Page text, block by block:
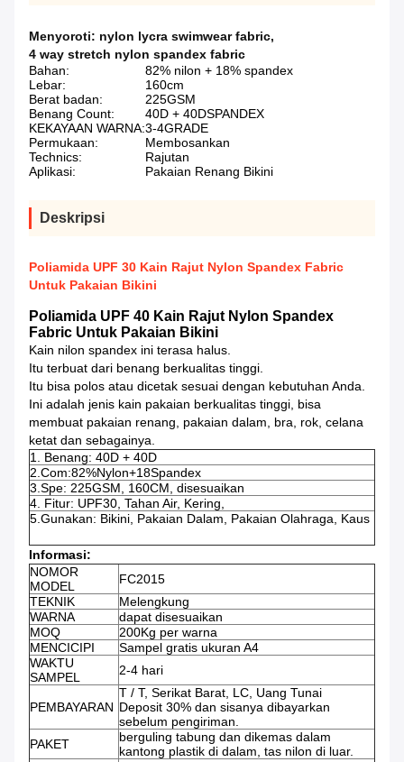
Menyoroti: nylon lycra swimwear fabric,
4 way stretch nylon spandex fabric
Bahan:
82% nilon + 18% spandex
Lebar:
160cm
Berat badan:
225GSM
Benang Count:
40D + 40DSPANDEX
KEKAYAAN WARNA:3-4GRADE
Permukaan:
Membosankan
Technics:
Rajutan
Aplikasi:
Pakaian Renang Bikini
Deskripsi
Poliamida UPF 30 Kain Rajut Nylon Spandex Fabric
Untuk Pakaian Bikini
Poliamida UPF 40 Kain Rajut Nylon Spandex
Fabric Untuk Pakaian Bikini
Kain nilon spandex ini terasa halus.
Itu terbuat dari benang berkualitas tinggi.
Itu bisa polos atau dicetak sesuai dengan kebutuhan Anda.
Ini adalah jenis kain pakaian berkualitas tinggi, bisa
membuat pakaian renang, pakaian dalam, bra, rok, celana
ketat dan sebagainya.
1. Benang: 40D + 40D
2.Com:82%Nylon+18Spandex
3.Spe: 225GSM, 160CM, disesuaikan
4. Fitur: UPF30, Tahan Air, Kering,
5.Gunakan: Bikini, Pakaian Dalam, Pakaian Olahraga, Kaus
Informasi:
NOMOR
MODEL
FC2015
TEKNIK
Melengkung
WARNA
dapat disesuaikan
MOQ
200Kg per warna
MENCICIPI
Sampel gratis ukuran A4
WAKTU
SAMPEL
2-4 hari
PEMBAYARAN
T / T, Serikat Barat, LC, Uang Tunai
Deposit 30% dan sisanya dibayarkan
sebelum pengiriman.
PAKET
berguling tabung dan dikemas dalam
kantong plastik di dalam, tas nilon di luar.